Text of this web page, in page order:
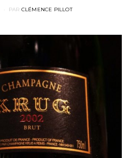
PAR CLÉMENCE PILLOT